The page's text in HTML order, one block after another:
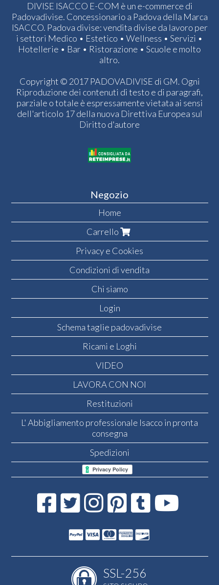
DIVISE ISACCO E-COM è un e-commerce di
Padovadivise. Concessionario a Padova della Marca
ISACCO. Padova divise: vendita divise da lavoro per
i settori Medico • Estetico • Wellness • Servizi •
Hotellerie • Bar • Ristorazione • Scuole e molto
altro.
Copyright © 2017 PADOVADIVISE di GM. Ogni
Riproduzione dei contenuti di testo e di paragrafi,
parziale o totale è espressamente vietata ai sensi
dell'articolo 17 della nuova Direttiva Europea sul
Diritto d'autore
Negozio
Home
Carrello
Privacy e Cookies
Condizioni di vendita
Chi siamo
Login
Schema taglie padovadivise
Ricami e Loghi
VIDEO
LAVORA CON NOI
Restituzioni
L' Abbigliamento professionale Isacco in pronta
consegna
Spedizioni
SSL-256